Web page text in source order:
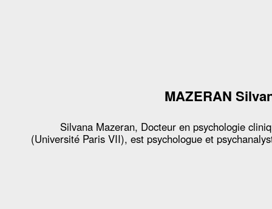
MAZERAN
Silvana Mazeran, Docteur en psychologie
(Université Paris VII), est psychologue et